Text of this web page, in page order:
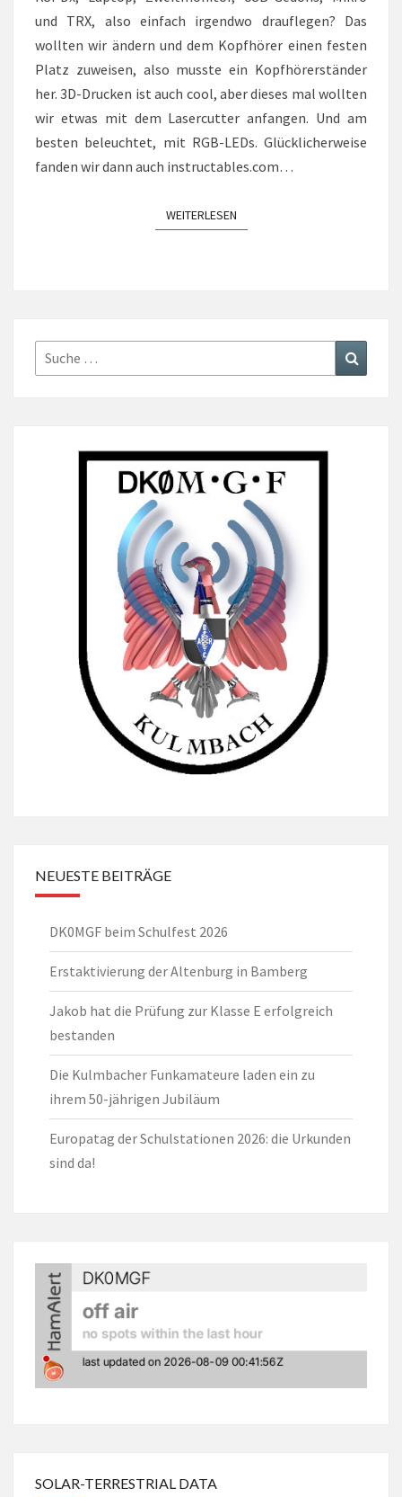
und TRX, also einfach irgendwo drauflegen? Das
wollten wir ändern und dem Kopfhörer einen festen
Platz zuweisen, also musste ein Kopfhörerständer
her. 3D-Drucken ist auch cool, aber dieses mal wollten
wir etwas mit dem Lasercutter anfangen. Und am
besten beleuchtet, mit RGB-LEDs. Glücklicherweise
fanden wir dann auch instructables.com…
WEITERLESENWEITERLESEN
Suche
nach:
NEUESTE BEITRÄGE
DK0MGF beim Schulfest 2026
Erstaktivierung der Altenburg in Bamberg
Jakob hat die Prüfung zur Klasse E erfolgreich
bestanden
Die Kulmbacher Funkamateure laden ein zu
ihrem 50-jährigen Jubiläum
Europatag der Schulstationen 2026: die Urkunden
sind da!
SOLAR-TERRESTRIAL DATA